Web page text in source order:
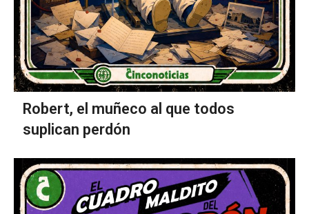
Robert, el muñeco al que todos
suplican perdón